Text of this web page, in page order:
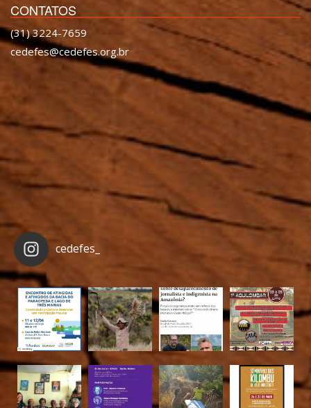
CONTATOS
(31) 3224-7659
cedefes@cedefes.org.br
cedefes_